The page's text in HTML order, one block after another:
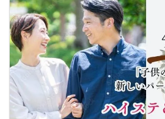
40代／会社経営者／年収900万円以上
40代／国家公務員／年収800万円以上
などなど魅力的な方が多数でした！
県内最大数10対10！トークタイム中の連絡先交換自
①＼群馬最大級の男女10対10／
多すぎず少なすぎず、参加者様が求める理想の人数
（最小催行人数3:3）
②直接の連絡先交換自由♪
気の合う方がいたら直接連絡先交換してもOK！
トークタイムについて♪
1対1の着席型トークタイム♪
プロフィールシートを全員の異性の方と交換して1
す！